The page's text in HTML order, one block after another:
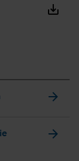
save_alt
arrow_forward
arrow_forward